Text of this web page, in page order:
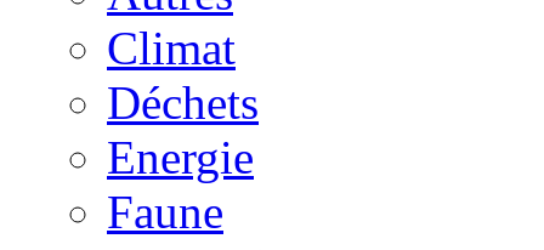
Climat
Déchets
Energie
Faune